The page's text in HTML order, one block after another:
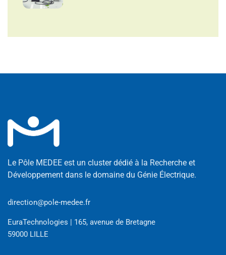
Le Pôle MEDEE est un cluster dédié à la Recherche et
Développement dans le domaine du Génie Électrique.
direction@pole-medee.fr
EuraTechnologies | 165, avenue de Bretagne
59000 LILLE